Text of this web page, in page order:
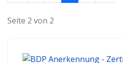
Seite 2 von 2